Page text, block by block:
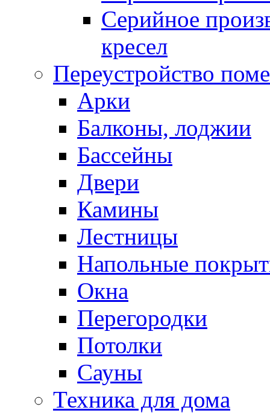
Серийное
кресел
Переустройство
Арки
Балконы, лоджии
Бассейны
Двери
Камины
Лестницы
Напольные
Окна
Перегородки
Потолки
Сауны
Техника для дома